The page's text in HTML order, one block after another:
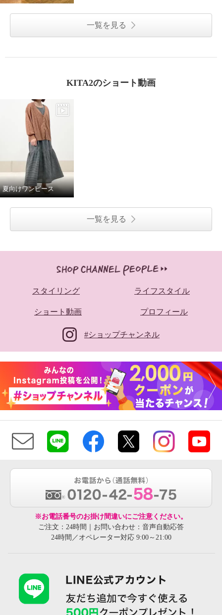
一覧を見る
KITA2のショート動画
夏向けワンピース
一覧を見る
スタイリング ライフスタイル
ショート動画 プロフィール
#ショップチャンネル
※お電話番号のお掛け間違いにご注意ください。
ご注文：24時間｜お問い合わせ：音声自動応答
24時間／オペレーター対応 9:00～21:00